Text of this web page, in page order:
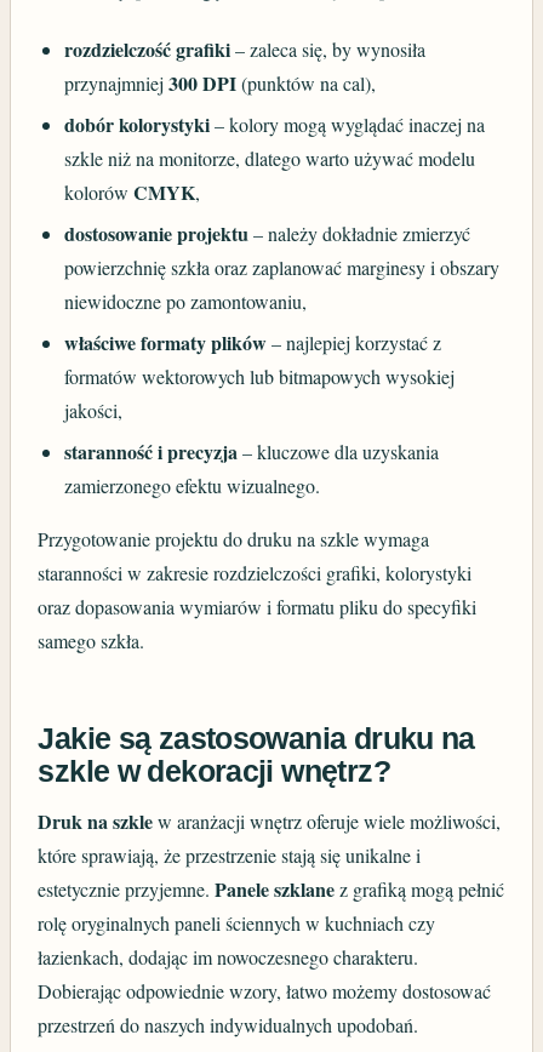
rozdzielczość grafiki– zaleca się, by wynosiła
przynajmniej 300 DPI(punktów na cal),
dobór kolorystyki– kolory mogą wyglądać inaczej na
szkle niż na monitorze, dlatego warto używać modelu
kolorów CMYK,
dostosowanie projektu– należy dokładnie zmierzyć
powierzchnię szkła oraz zaplanować marginesy i obszary
niewidoczne po zamontowaniu,
właściwe formaty plików– najlepiej korzystać z
formatów wektorowych lub bitmapowych wysokiej
jakości,
staranność i precyzja– kluczowe dla uzyskania
zamierzonego efektu wizualnego.
Przygotowanie projektu do druku na szkle wymaga
staranności w zakresie rozdzielczości grafiki, kolorystyki
oraz dopasowania wymiarów i formatu pliku do specyfiki
samego szkła.
Jakie są zastosowania druku na
szkle w dekoracji wnętrz?
Druk na szklew aranżacji wnętrz oferuje wiele możliwości,
które sprawiają, że przestrzenie stają się unikalne i
estetycznie przyjemne.Panele szklanez grafiką mogą pełnić
rolę oryginalnych paneli ściennych w kuchniach czy
łazienkach, dodając im nowoczesnego charakteru.
Dobierając odpowiednie wzory, łatwo możemy dostosować
przestrzeń do naszych indywidualnych upodobań.